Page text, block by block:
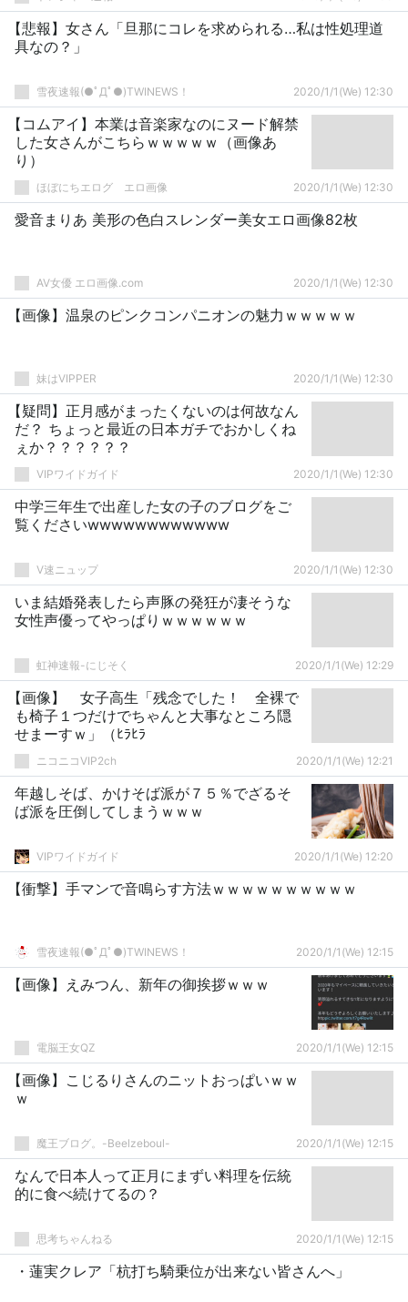
【悲報】女さん「旦那にコレを求められる…私は性処理道
具なの？」
雪夜速報(●ﾟДﾟ●)TWINEWS！ 2020/1/1(We) 12:30
【コムアイ】本業は音楽家なのにヌード解禁
した女さんがこちらｗｗｗｗｗ（画像あ
り）
ほぼにちエログ エロ画像 2020/1/1(We) 12:30
愛音まりあ 美形の色白スレンダー美女エロ画像82枚
AV女優 エロ画像.com 2020/1/1(We) 12:30
【画像】温泉のピンクコンパニオンの魅力ｗｗｗｗｗ
妹はVIPPER 2020/1/1(We) 12:30
【疑問】正月感がまったくないのは何故なん
だ？ ちょっと最近の日本ガチでおかしくね
ぇか？？？？？？
VIPワイドガイド 2020/1/1(We) 12:30
中学三年生で出産した女の子のブログをご
覧くださいwwwwwwwwwwww
V速ニュップ 2020/1/1(We) 12:30
いま結婚発表したら声豚の発狂が凄そうな
女性声優ってやっぱりｗｗｗｗｗｗ
虹神速報-にじそく 2020/1/1(We) 12:29
【画像】 女子高生「残念でした！ 全裸で
も椅子１つだけでちゃんと大事なところ隠
せまーすｗ」（ﾋﾗﾋﾗ
ニコニコVIP2ch 2020/1/1(We) 12:21
年越しそば、かけそば派が７５％でざるそ
ば派を圧倒してしまうｗｗｗ
VIPワイドガイド 2020/1/1(We) 12:20
【衝撃】手マンで音鳴らす方法ｗｗｗｗｗｗｗｗｗｗ
雪夜速報(●ﾟДﾟ●)TWINEWS！ 2020/1/1(We) 12:15
【画像】えみつん、新年の御挨拶ｗｗｗ
電脳王女QZ 2020/1/1(We) 12:15
【画像】こじるりさんのニットおっぱいｗｗ
ｗ
魔王ブログ。-Beelzeboul- 2020/1/1(We) 12:15
なんで日本人って正月にまずい料理を伝統
的に食べ続けてるの？
思考ちゃんねる 2020/1/1(We) 12:15
・蓮実クレア「杭打ち騎乗位が出来ない皆さんへ」